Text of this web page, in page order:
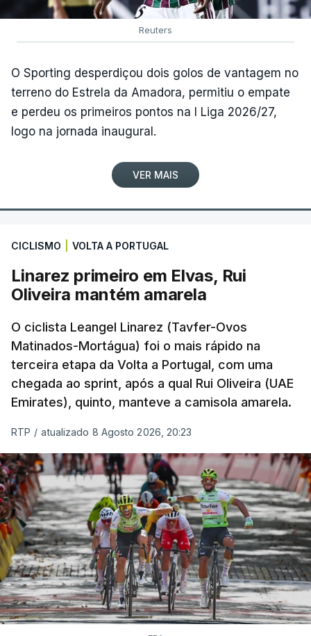
Reuters
O Sporting desperdiçou dois golos de vantagem no
terreno do Estrela da Amadora, permitiu o empate
e perdeu os primeiros pontos na I Liga 2026/27,
logo na jornada inaugural.
VER MAIS
CICLISMO VOLTA A PORTUGAL
Linarez primeiro em Elvas, Rui
Oliveira mantém amarela
O ciclista Leangel Linarez (Tavfer-Ovos
Matinados-Mortágua) foi o mais rápido na
terceira etapa da Volta a Portugal, com uma
chegada ao sprint, após a qual Rui Oliveira (UAE
Emirates), quinto, manteve a camisola amarela.
RTP / atualizado 8 Agosto 2026, 20:23